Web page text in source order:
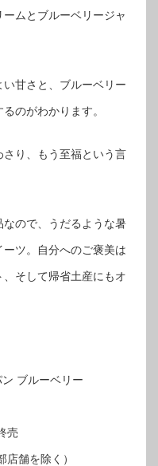
ムとブルーベリージャ
甘さと、ブルーベリー
のがわかります。
り、もう至福という言
ので、うだるような暑
ツ。自分へのご褒美は
そして帰省土産にもオ
ブルーベリー
売
舗を除く）